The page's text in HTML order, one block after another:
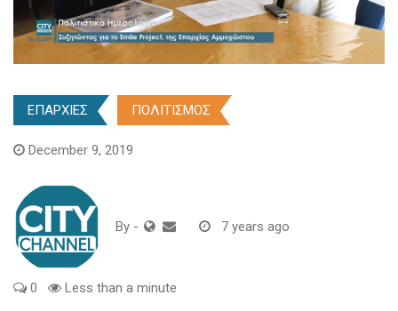
ΕΠΑΡΧΙΕΣ ΠΟΛΙΤΙΣΜΟΣ
December 9, 2019
By - 7 years ago
0 Less than a minute